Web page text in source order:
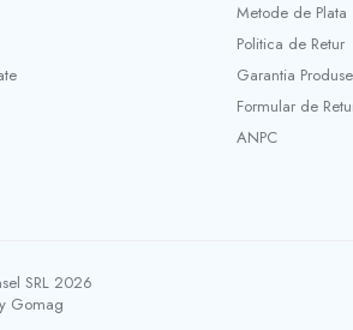
Metode de Plata
Politica de Retur
Garantia
Formular de
ANPC
SRL 2026
Gomag